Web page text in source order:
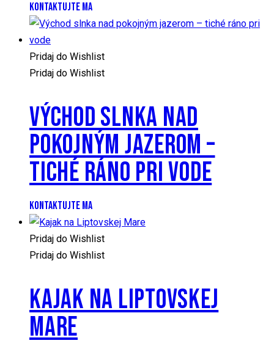
KONTAKTUJTE MA
Pridaj do Wishlist
Pridaj do Wishlist
VÝCHOD SLNKA NAD
POKOJNÝM JAZEROM –
TICHÉ RÁNO PRI VODE
KONTAKTUJTE MA
Pridaj do Wishlist
Pridaj do Wishlist
KAJAK NA LIPTOVSKEJ
MARE